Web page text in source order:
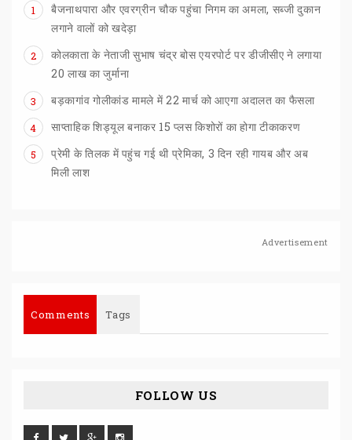
1
बैजनाथपारा और एवरग्रीन चौक पहुंचा निगम का अमला, सब्जी दुकान
लगाने वालों को खदेड़ा
2
कोलकाता के नेताजी सुभाष चंद्र बोस एयरपोर्ट पर डीजीसीए ने लगाया
20 लाख का जुर्माना
3 बड़कागांव गोलीकांड मामले में22 मार्च कोआएगाअदालत का फैसला
4 साप्ताहिकशिड्यूलबनाकर 15 प्लसकिशोरों काहोगाटीकाकरण
5
प्रेमी के तिलक में पहुंच गई थी प्रेमिका, 3 दिन रही गायब और अब
मिली लाश
Advertisement
Comments Tags
FOLLOW US